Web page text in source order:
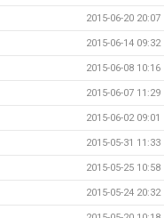
2015-06-20 20:07
2015-06-14 09:32
2015-06-08 10:16
2015-06-07 11:29
2015-06-02 09:01
2015-05-31 11:33
2015-05-25 10:58
2015-05-24 20:32